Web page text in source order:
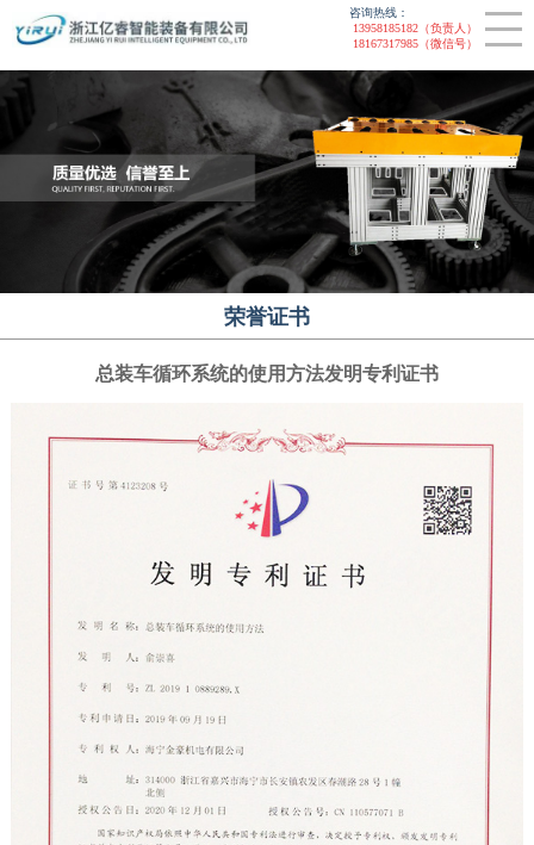
咨询热线：
13958185182（负责人）
18167317985（微信号）
非标设备
提升机
智能装配线
链板线
联系我们
CLOSE
荣誉证书
总装车循环系统的使用方法发明专利证书